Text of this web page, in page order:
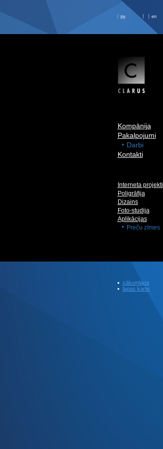
ру en
Kompānija
Pakalpojumi
Darbi
Kontakti
Interneta projekti
Poligrāfija
Dizains
Foto-studija
Aplikācijas
Preču zīmes
sākumlapa
lapas karte